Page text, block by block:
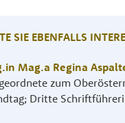
SIE EBENFALLS
Mag.a Regina
zum
Dritte